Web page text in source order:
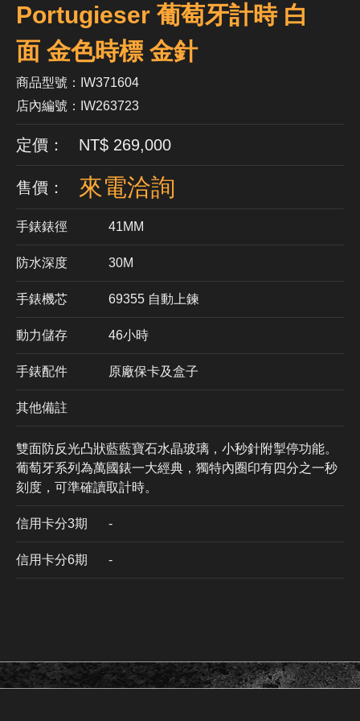
Portugieser 葡萄牙計時 白
面 金色時標 金針
商品型號：IW371604
店內編號：IW263723
定價： NT$ 269,000
售價： 來電洽詢
手錶錶徑 41MM
防水深度 30M
手錶機芯 ​69355 自動上鍊
動力儲存 46小時
手錶配件 原廠保卡及盒子
其他備註
雙面防反光凸狀藍藍寶石水晶玻璃，小秒針附掣停功能。
葡萄牙系列為萬國錶一大經典，獨特內圈印有四分之一秒
刻度，可準確讀取計時。
信用卡分3期 ​-
信用卡分6期 -